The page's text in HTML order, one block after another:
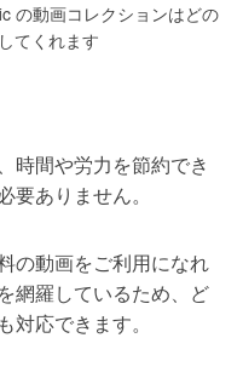
の動画コレクションはどの
てくれます
時間や労力を節約でき
要ありません。
の動画をご利用になれ
網羅しているため、ど
応できます。